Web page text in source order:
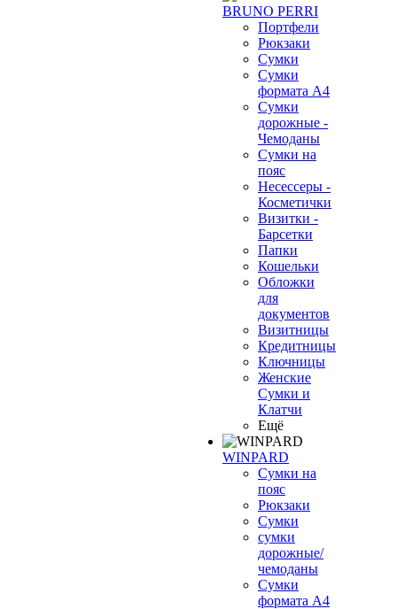
BRUNO PERRI
Портфели
Рюкзаки
Сумки
Сумки
формата А4
Сумки
дорожные -
Чемоданы
Сумки на
пояс
Несессеры -
Косметички
Визитки -
Барсетки
Папки
Кошельки
Обложки
для
документов
Визитницы
Кредитницы
Ключницы
Женские
Сумки и
Клатчи
Ещё
WINPARD
Сумки на
пояс
Рюкзаки
Сумки
сумки
дорожные/
чемоданы
Сумки
формата А4